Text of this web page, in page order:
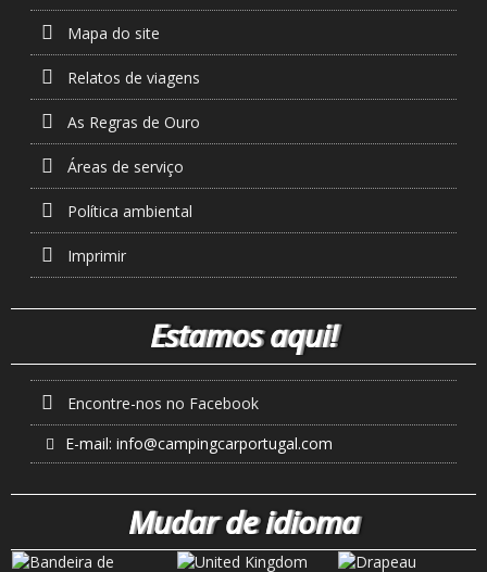
Mapa do site
Relatos de viagens
As Regras de Ouro
Áreas de serviço
Política ambiental
Imprimir
Estamos aqui!
Encontre-nos no Facebook
E-mail:info@campingcarportugal.com
Mudar de idioma